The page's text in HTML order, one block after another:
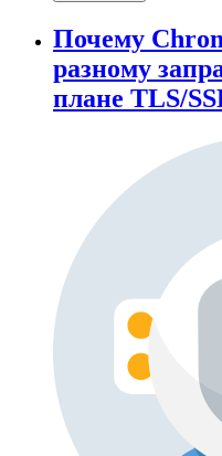
Почему
разному
плане TLS/